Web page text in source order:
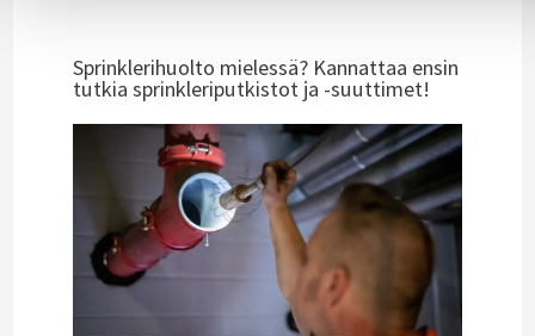
Sprinklerihuolto mielessä? Kannattaa ensin
tutkia sprinkleriputkistot ja -suuttimet!